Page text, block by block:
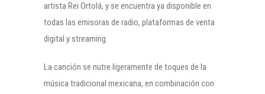
artista Rei Ortolá, y se encuentra ya disponible en
todas las emisoras de radio, plataformas de venta
digital y streaming.
La canción se nutre ligeramente de toques de la
música tradicional mexicana, en combinación con